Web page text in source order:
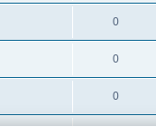
o
s
p
o
s
i
p
o
s
t
0R
i
p
o
0R
i
p
0R
i